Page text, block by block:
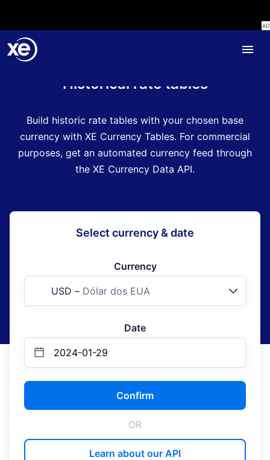
Historical rate tables
Build historic rate tables with your chosen base
currency with XE Currency Tables. For commercial
purposes, get an automated currency feed through
the XE Currency Data API.
Select currency & date
Currency
USD – Dólar dos EUA
Date
Confirm
OR
Learn about our API